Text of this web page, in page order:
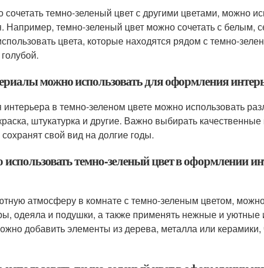
темно-зеленый цвет с другими цветами, можно
Например, темно-зеленый цвет можно сочетать с белым,
цвета, которые находятся рядом с темно-
можно использовать для оформления
в темно-зеленом цвете можно использовать
штукатурка и другие. Важно выбирать
свой вид на долгие годы.
темно-зеленый цвет в оформлении
атмосферу в комнате с темно-зеленым цветом,
одеяла и подушки, а также применять нежные и уютные
добавить элементы из дерева, металла или керамики,